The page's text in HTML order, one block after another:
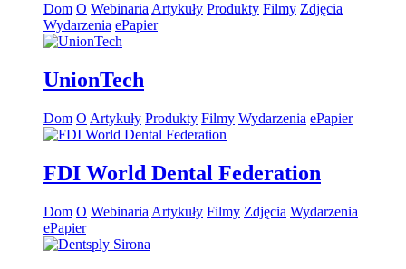
Dom O Webinaria Artykuły Produkty Filmy Zdjęcia
Wydarzenia ePapier
UnionTech
Dom O Artykuły Produkty Filmy Wydarzenia ePapier
FDI World Dental Federation
Dom O Webinaria Artykuły Filmy Zdjęcia Wydarzenia
ePapier